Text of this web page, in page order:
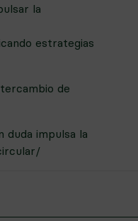
la
estrategias
de
duda impulsa la